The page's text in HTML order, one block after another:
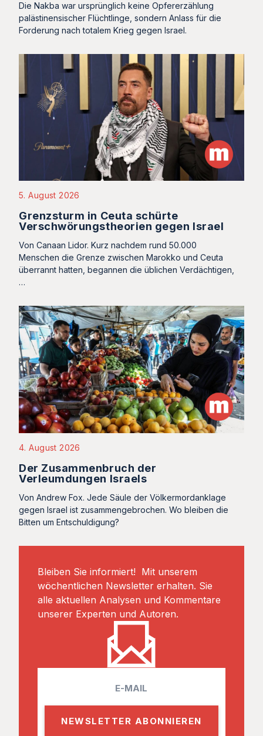
Die Nakba war ursprünglich keine Opfererzählung
palästinensischer Flüchtlinge, sondern Anlass für die
Forderung nach totalem Krieg gegen Israel.
5. August 2026
Grenzsturm in Ceuta schürte
Verschwörungstheorien gegen Israel
Von Canaan Lidor. Kurz nachdem rund 50.000
Menschen die Grenze zwischen Marokko und Ceuta
überrannt hatten, begannen die üblichen Verdächtigen,
…
4. August 2026
Der Zusammenbruch der
Verleumdungen Israels
Von Andrew Fox. Jede Säule der Völkermordanklage
gegen Israel ist zusammengebrochen. Wo bleiben die
Bitten um Entschuldigung?
Bleiben Sie informiert! Mit unserem
wöchentlichen Newsletter erhalten. Sie
alle aktuellen Analysen und Kommentare
unserer Experten und Autoren.
a